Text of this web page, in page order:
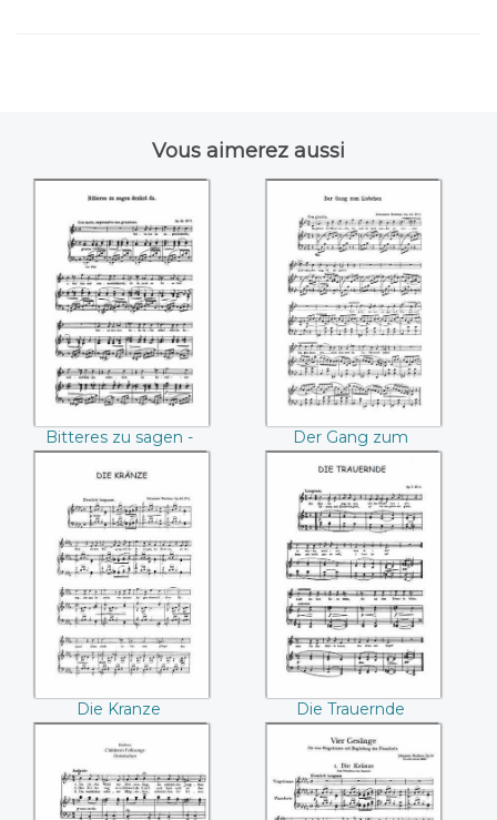
Vous aimerez aussi
Bitteres zu sagen -
You meant to say
bitterness
((Johannes
Brahms))
Bitteres zu sagen -
You meant to say
bitterness (Johannes
Brahms)
Der Gang zum
Liebchen
((Johannes
Brahms))
Der Gang zum
Liebchen (Johannes
Die Kranze
((Johannes
Brahms))
Die Kranze
(Johannes Brahms)
Die Trauernde
((Johannes
Brahms))
Die Trauernde
(Johannes Brahms)
Children's folk
Vier Gesänge